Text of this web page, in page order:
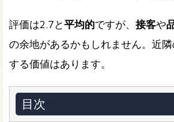
評価は2.7と平均的ですが、 接客や
の余地があるかもしれません。近
する価値はあります。
目次